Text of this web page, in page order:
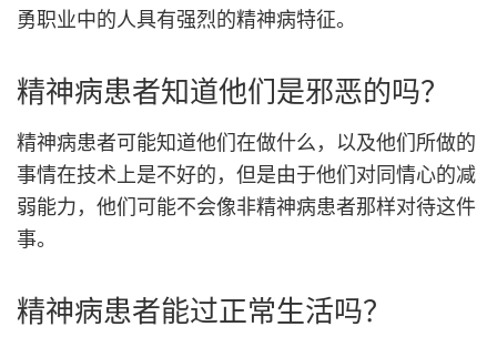
勇职业中的人具有强烈的精神病特征。
精神病患者知道他们是邪恶的吗？
精神病患者可能知道他们在做什么，以及他们所做的
事情在技术上是不好的，但是由于他们对同情心的减
弱能力，他们可能不会像非精神病患者那样对待这件
事。
精神病患者能过正常生活吗？